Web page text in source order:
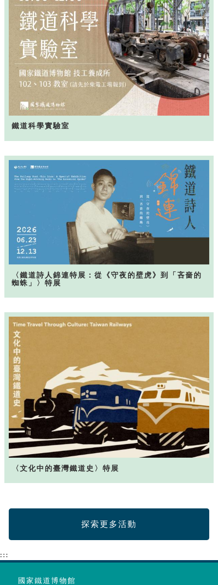
鐵道科學實驗室
〈鐵道詩人錦連特展：從《守夜的壁虎》到「吝嗇的
蜘蛛」〉特展
〈文化中的臺灣鐵道史〉特展
探索更多活動
:::
國家鐵道博物館